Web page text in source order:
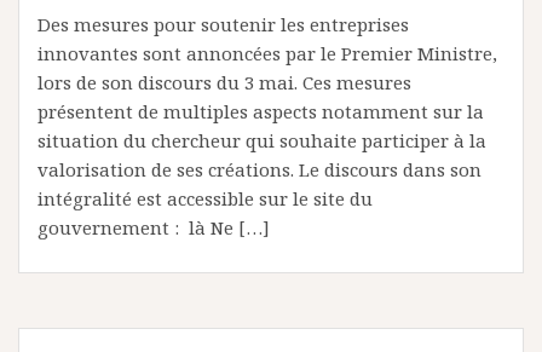
Des mesures pour soutenir les entreprises
innovantes sont annoncées par le Premier Ministre,
lors de son discours du 3 mai. Ces mesures
présentent de multiples aspects notamment sur la
situation du chercheur qui souhaite participer à la
valorisation de ses créations. Le discours dans son
intégralité est accessible sur le site du
gouvernement : là Ne […]